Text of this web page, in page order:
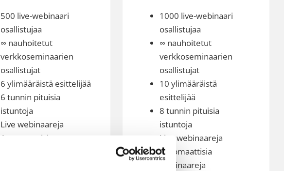
500 live-webinaari
osallistujaa
∞ nauhoitetut
verkkoseminaarien
osallistujat
6 ylimääräistä esittelijää
6 tunnin pituisia
istuntoja
Live webinaareja
Automaattisia
1000 live-webinaari
osallistujaa
∞ nauhoitetut
verkkoseminaarien
osallistujat
10 ylimääräistä
esittelijää
8 tunnin pituisia
istuntoja
Live webinaareja
Automaattisia
webinaareja